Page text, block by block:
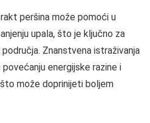
peršina može pomoći u
upala, što je ključno za
Znanstvena istraživanja
energijske razine i
može doprinijeti boljem